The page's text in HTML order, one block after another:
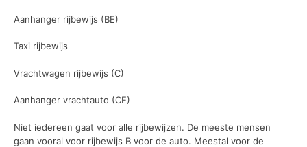
Aanhanger rijbewijs (BE)
Taxi rijbewijs
Vrachtwagen rijbewijs (C)
Aanhanger vrachtauto (CE)
Niet iedereen gaat voor alle rijbewijzen. De meeste mensen
gaan vooral voor rijbewijs B voor de auto. Meestal voor de